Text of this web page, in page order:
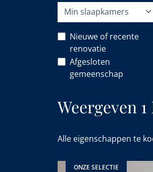
Min slaapkamers
Nieuwe of recente
renovatie
Afgesloten
gemeenschap
Weergeven
Alle eigenschappen te
ONZE SELECTIE